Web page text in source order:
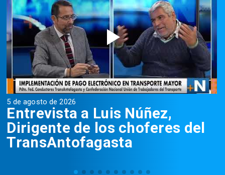
5 de agosto de 2026
Entrevista a Luis Núñez,
Dirigente de los choferes del
TransAntofagasta